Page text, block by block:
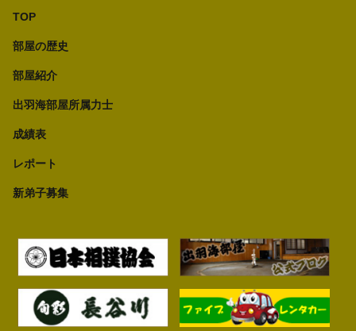
TOP
部屋の歴史
部屋紹介
出羽海部屋所属力士
成績表
レポート
新弟子募集